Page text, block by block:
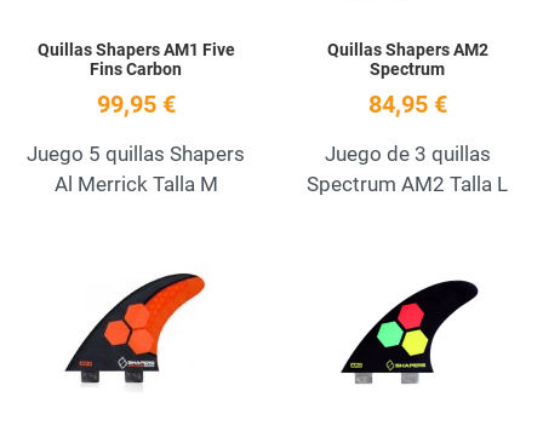
Quillas Shapers AM1 Five
Fins Carbon
99,95 €
Juego 5 quillas Shapers
Al Merrick Talla M
Quillas Shapers AM2
Spectrum
84,95 €
Juego de 3 quillas
Spectrum AM2 Talla L